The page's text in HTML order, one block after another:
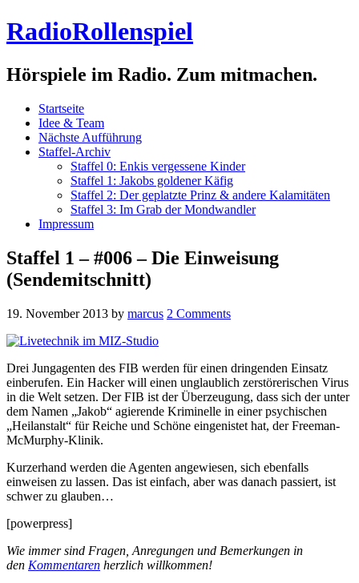
RadioRollenspiel
Hörspiele im Radio. Zum mitmachen.
Startseite
Idee & Team
Nächste Aufführung
Staffel-Archiv
Staffel 0: Enkis vergessene Kinder
Staffel 1: Jakobs goldener Käfig
Staffel 2: Der geplatzte Prinz & andere Kalamitäten
Staffel 3: Im Grab der Mondwandler
Impressum
Staffel 1 – #006 – Die Einweisung
(Sendemitschnitt)
19. November 2013 by marcus 2 Comments
Drei Jungagenten des FIB werden für einen dringenden Einsatz
einberufen. Ein Hacker will einen unglaublich zerstörerischen Virus
in die Welt setzen. Der FIB ist der Überzeugung, dass sich der unter
dem Namen „Jakob“ agierende Kriminelle in einer psychischen
„Heilanstalt“ für Reiche und Schöne eingenistet hat, der Freeman-
McMurphy-Klinik.
Kurzerhand werden die Agenten angewiesen, sich ebenfalls
einweisen zu lassen. Das ist einfach, aber was danach passiert, ist
schwer zu glauben…
[powerpress]
Wie immer sind Fragen, Anregungen und Bemerkungen in
den Kommentaren herzlich willkommen!